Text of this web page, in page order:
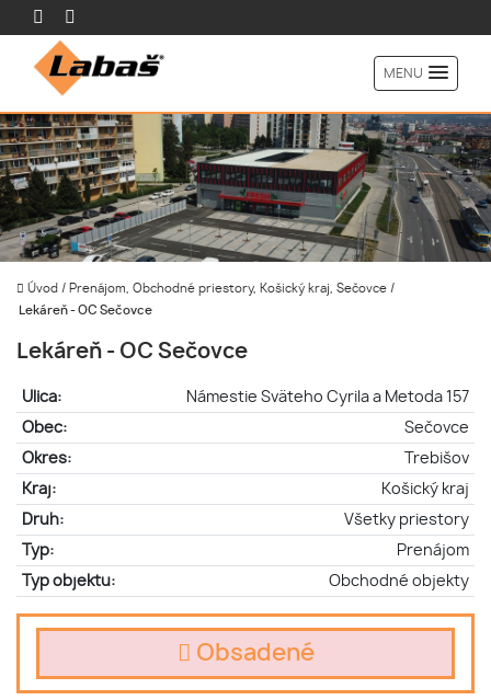
MENU
Úvod / Prenájom, Obchodné priestory, Košický kraj, Sečovce /
Lekáreň - OC Sečovce
Lekáreň - OC Sečovce
Ulica:
Námestie Sväteho Cyrila a Metoda 157
Obec:
Sečovce
Okres:
Trebišov
Kraj:
Košický kraj
Druh:
Všetky priestory
Typ:
Prenájom
Typ objektu:
Obchodné objekty
Obsadené